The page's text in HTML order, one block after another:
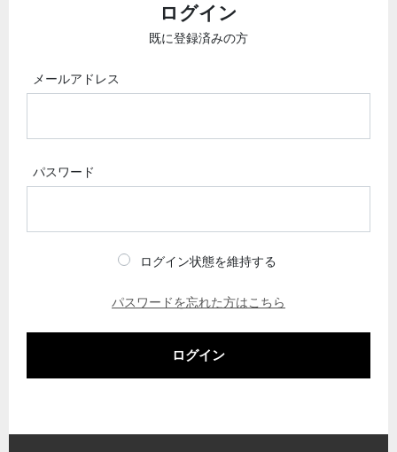
ログイン
既に登録済みの方
メールアドレス
パスワード
ログイン状態を維持する
パスワードを忘れた方はこちら
ログイン